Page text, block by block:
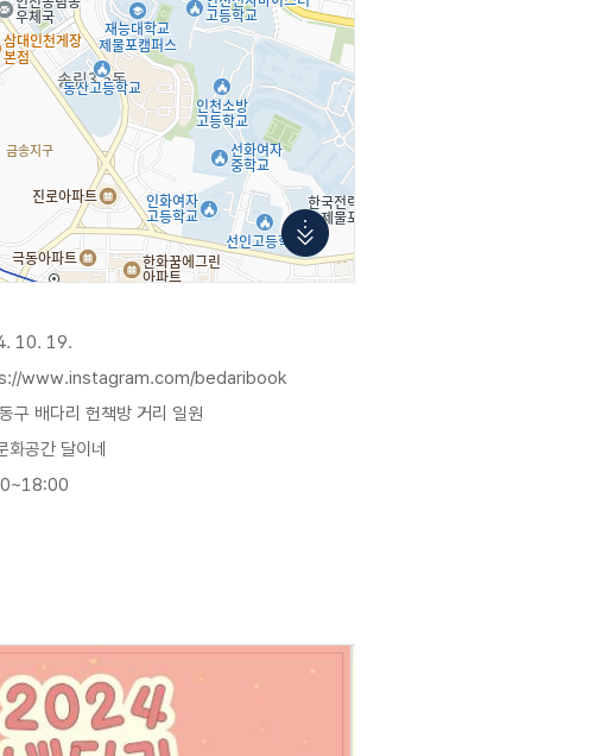
연극팀, 오재환 인디밴드, 재즈보컬
10. 19.
www.instagram.com/bedaribook
구 배다리 헌책방 거리 일원
화공간 달이네